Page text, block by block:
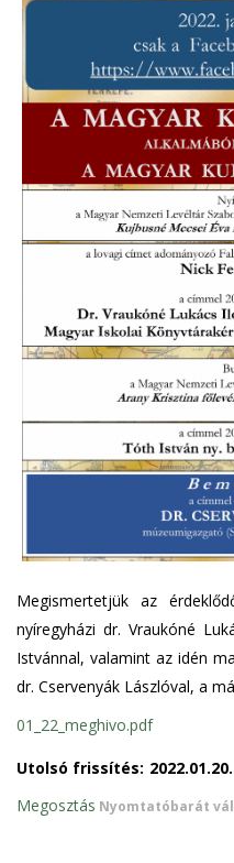
Megismertetjük az
nyíregyházi dr. Vraukóné
Istvánnal, valamint az idén
dr. Cservenyák Lászlóval, a
01_22_meghivo.pdf
Utolsó frissítés: 2022.01.20.
Nyomtatóbarát
Megosztás